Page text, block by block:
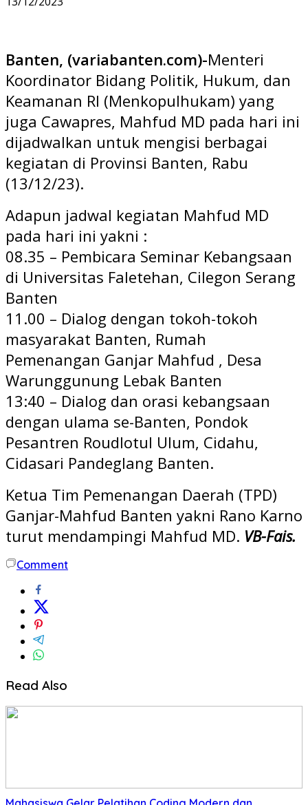
Banten, (variabanten.com)-Menteri
Koordinator Bidang Politik, Hukum, dan
Keamanan RI (Menkopulhukam) yang
juga Cawapres, Mahfud MD pada hari ini
dijadwalkan untuk mengisi berbagai
kegiatan di Provinsi Banten, Rabu
(13/12/23).
Adapun jadwal kegiatan Mahfud MD
pada hari ini yakni :
08.35 – Pembicara Seminar Kebangsaan
di Universitas Faletehan, Cilegon Serang
Banten
11.00 – Dialog dengan tokoh-tokoh
masyarakat Banten, Rumah
Pemenangan Ganjar Mahfud , Desa
Warunggunung Lebak Banten
13:40 – Dialog dan orasi kebangsaan
dengan ulama se-Banten, Pondok
Pesantren Roudlotul Ulum, Cidahu,
Cidasari Pandeglang Banten.
Ketua Tim Pemenangan Daerah (TPD)
Ganjar-Mahfud Banten yakni Rano Karno
turut mendampingi Mahfud MD. VB-Fais.
Comment
Read Also